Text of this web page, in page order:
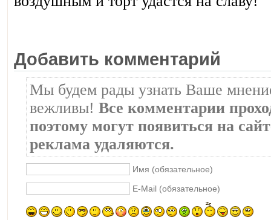
Добавить комментарий
Мы будем рады узнать Ваше
вежливы! Все комментарии
поэтому могут появиться на
реклама удаляются.
Имя (обязательное)
E-Mail (обязательное)